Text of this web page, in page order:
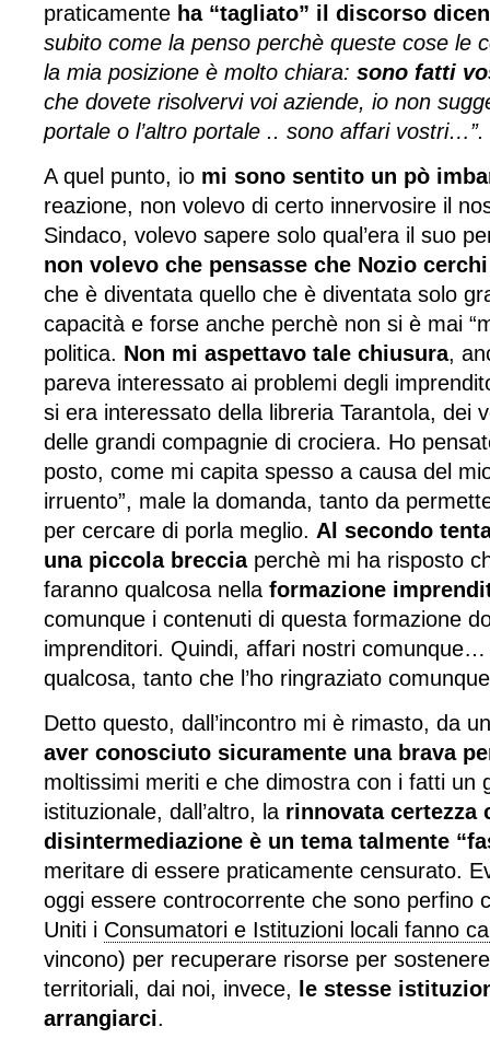
praticamente ha “tagliato” il discorso
subito come la penso perchè queste cose le
la mia posizione è molto chiara: sono fatti
che dovete risolvervi voi aziende, io non
portale o l’altro portale .. sono affari vostri…”.
A quel punto, io mi sono sentito un pò
reazione, non volevo di certo innervosire il
Sindaco, volevo sapere solo qual’era il suo
non volevo che pensasse che Nozio
che è diventata quello che è diventata solo
capacità e forse anche perchè non si è mai
politica. Non mi aspettavo tale chiusura,
pareva interessato ai problemi degli
si era interessato della libreria Tarantola, dei
delle grandi compagnie di crociera. Ho
posto, come mi capita spesso a causa del
irruento”, male la domanda, tanto da
per cercare di porla meglio. Al secondo
una piccola brecciaperchè mi ha risposto
faranno qualcosa nella formazione
comunque i contenuti di questa formazione
imprenditori. Quindi, affari nostri
qualcosa, tanto che l’ho ringraziato
Detto questo, dall’incontro mi è rimasto, da
aver conosciuto sicuramente una brava
moltissimi meriti e che dimostra con i fatti un
istituzionale, dall’altro, la rinnovata certezza
disintermediazione è un tema talmente
meritare di essere praticamente censurato.
oggi essere controcorrente che sono perfino
Uniti i Consumatori e Istituzioni locali fanno
vincono) per recuperare risorse per
territoriali, dai noi, invece,
le stesse
arrangiarci.